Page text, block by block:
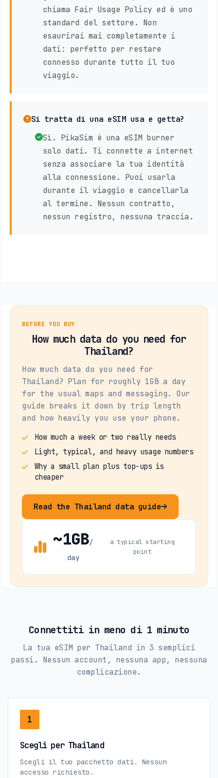
chiama Fair Usage Policy ed è uno
standard del settore. Non
esaurirai mai completamente i
dati: perfetto per restare
connesso durante tutto il tuo
viaggio.
Si tratta di una eSIM usa e getta?
Sì. PikaSim è una eSIM burner
solo dati. Ti connette a internet
senza associare la tua identità
alla connessione. Puoi usarla
durante il viaggio e cancellarla
al termine. Nessun contratto,
nessun registro, nessuna traccia.
BEFORE YOU BUY
How much data do you need for
Thailand?
How much data do you need for
Thailand? Plan for roughly 1GB a day
for the usual maps and messaging. Our
guide breaks it down by trip length
and how heavily you use your phone.
How much a week or two really needs
Light, typical, and heavy usage numbers
Why a small plan plus top-ups is
cheaper
Read the Thailand data guide
~1GB/
day
a typical starting
point
Connettiti in meno di 1 minuto
La tua eSIM per Thailand in 3 semplici
passi. Nessun account, nessuna app, nessuna
complicazione.
1
Scegli per Thailand
Scegli il tuo pacchetto dati. Nessun
accesso richiesto.